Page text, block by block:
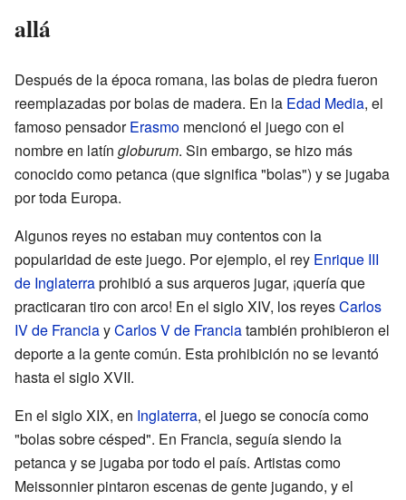
allá
Después de la época romana, las bolas de piedra fueron
reemplazadas por bolas de madera. En la Edad Media, el
famoso pensadorErasmo mencionó el juego con el
nombre en latín globurum. Sin embargo, se hizo más
conocido como petanca (que significa "bolas") y se jugaba
por toda Europa.
Algunos reyes no estaban muy contentos con la
popularidad de este juego. Por ejemplo, el rey Enrique III
de Inglaterraprohibió a sus arqueros jugar, ¡quería que
practicaran tiro con arco! En el siglo XIV, los reyesCarlos
IV de FranciayCarlos V de Franciatambién prohibieron el
deporte a la gente común. Esta prohibición no se levantó
hasta el siglo XVII.
En el siglo XIX, en Inglaterra, el juego se conocía como
"bolas sobre césped". En Francia, seguía siendo la
petanca y se jugaba por todo el país. Artistas como
Meissonnier pintaron escenas de gente jugando, y el